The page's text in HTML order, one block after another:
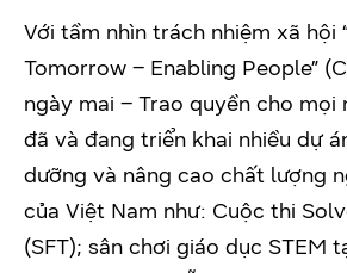
Với tầm nhìn trách nhiệm xã hội
Tomorrow – Enabling People”
ngày mai – Trao quyền cho mọi
đã và đang triển khai nhiều dự
dưỡng và nâng cao chất lượng
của Việt Nam như: Cuộc thi
(SFT); sân chơi giáo dục STEM